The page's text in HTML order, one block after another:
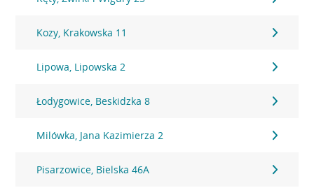
Kozy, Krakowska 11
Lipowa, Lipowska 2
Łodygowice, Beskidzka 8
Milówka, Jana Kazimierza 2
Pisarzowice, Bielska 46A